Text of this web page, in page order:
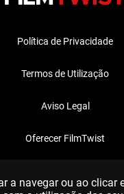
Política de Privacidade
Termos de Utilização
Aviso Legal
Oferecer FilmTwist
a navegar ou ao clicar